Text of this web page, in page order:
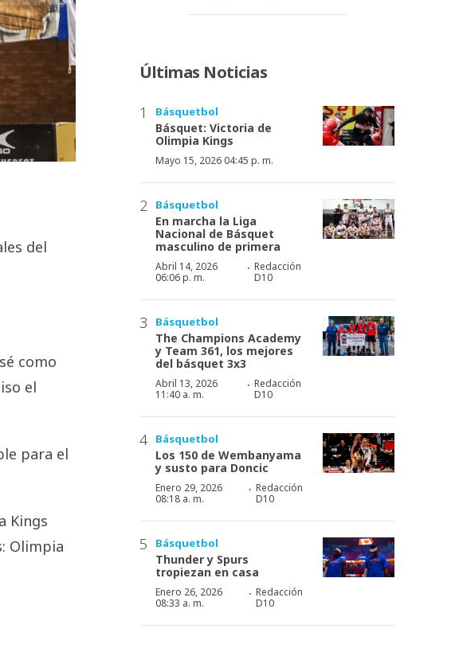
del
como
el
para el
Kings
Olimpia
Últimas Noticias
Básquetbol
Básquet: Victoria de
Olimpia Kings
Mayo 15, 2026 04:45 p. m.
Básquetbol
En marcha la Liga
Nacional de Básquet
masculino de primera
Abril 14, 2026
06:06 p. m.
·Redacción
D10
Básquetbol
The Champions Academy
y Team 361, los mejores
del básquet 3x3
Abril 13, 2026
11:40 a. m.
·Redacción
D10
Básquetbol
Los 150 de Wembanyama
y susto para Doncic
Enero 29, 2026
08:18 a. m.
· Redacción
D10
Básquetbol
Thunder y Spurs
tropiezan en casa
Enero 26, 2026
08:33 a. m.
· Redacción
D10